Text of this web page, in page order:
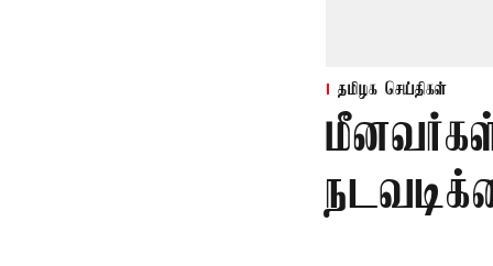
தமிழக செய்திகள்
மீனவர்கள்